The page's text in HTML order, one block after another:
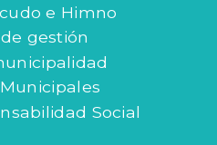
e Himno
gestión
Social